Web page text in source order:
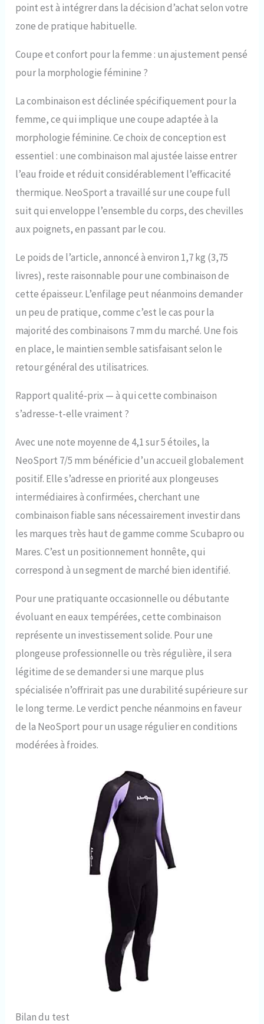
point est à intégrer dans la décision d’achat selon votre
zone de pratique habituelle.
Coupe et confort pour la femme : un ajustement pensé
pour la morphologie féminine ?
La combinaison est déclinée spécifiquement pour la
femme, ce qui implique une coupe adaptée à la
morphologie féminine. Ce choix de conception est
essentiel : une combinaison mal ajustée laisse entrer
l’eau froide et réduit considérablement l’efficacité
thermique. NeoSport a travaillé sur une coupe full
suit qui enveloppe l’ensemble du corps, des chevilles
aux poignets, en passant par le cou.
Le poids de l’article, annoncé à environ 1,7 kg (3,75
livres), reste raisonnable pour une combinaison de
cette épaisseur. L’enfilage peut néanmoins demander
un peu de pratique, comme c’est le cas pour la
majorité des combinaisons 7 mm du marché. Une fois
en place, le maintien semble satisfaisant selon le
retour général des utilisatrices.
Rapport qualité-prix — à qui cette combinaison
s’adresse-t-elle vraiment ?
Avec une note moyenne de 4,1 sur 5 étoiles, la
NeoSport 7/5 mm bénéficie d’un accueil globalement
positif. Elle s’adresse en priorité aux plongeuses
intermédiaires à confirmées, cherchant une
combinaison fiable sans nécessairement investir dans
les marques très haut de gamme comme Scubapro ou
Mares. C’est un positionnement honnête, qui
correspond à un segment de marché bien identifié.
Pour une pratiquante occasionnelle ou débutante
évoluant en eaux tempérées, cette combinaison
représente un investissement solide. Pour une
plongeuse professionnelle ou très régulière, il sera
légitime de se demander si une marque plus
spécialisée n’offrirait pas une durabilité supérieure sur
le long terme. Le verdict penche néanmoins en faveur
de la NeoSport pour un usage régulier en conditions
modérées à froides.
Bilan du test